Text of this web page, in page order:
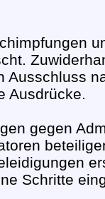
Ausschluss
Ausdrücke.
gegen
Schritte